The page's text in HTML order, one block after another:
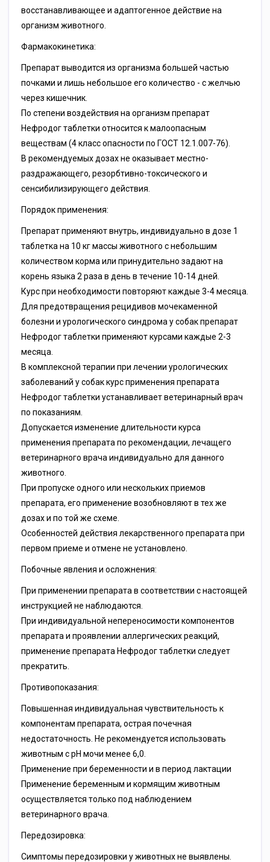
восстанавливающее и адаптогенное действие на
организм животного.
Фармакокинетика:
Препарат выводится из организма большей частью
почками и лишь небольшое его количество - с желчью
через кишечник.
По степени воздействия на организм препарат
Нефродог таблетки относится к малоопасным
веществам (4 класс опасности по ГОСТ 12.1.007-76).
В рекомендуемых дозах не оказывает местно-
раздражающего, резорбтивно-токсического и
сенсибилизирующего действия.
Порядок применения:
Препарат применяют внутрь, индивидуально в дозе 1
таблетка на 10 кг массы животного с небольшим
количеством корма или принудительно задают на
корень языка 2 раза в день в течение 10-14 дней.
Курс при необходимости повторяют каждые 3-4 месяца.
Для предотвращения рецидивов мочекаменной
болезни и урологического синдрома у собак препарат
Нефродог таблетки применяют курсами каждые 2-3
месяца.
В комплексной терапии при лечении урологических
заболеваний у собак курс применения препарата
Нефродог таблетки устанавливает ветеринарный врач
по показаниям.
Допускается изменение длительности курса
применения препарата по рекомендации, лечащего
ветеринарного врача индивидуально для данного
животного.
При пропуске одного или нескольких приемов
препарата, его применение возобновляют в тех же
дозах и по той же схеме.
Особенностей действия лекарственного препарата при
первом приеме и отмене не установлено.
Побочные явления и осложнения:
При применении препарата в соответствии с настоящей
инструкцией не наблюдаются.
При индивидуальной непереносимости компонентов
препарата и проявлении аллергических реакций,
применение препарата Нефродог таблетки следует
прекратить.
Противопоказания:
Повышенная индивидуальная чувствительность к
компонентам препарата, острая почечная
недостаточность. Не рекомендуется использовать
животным с pH мочи менее 6,0.
Применение при беременности и в период лактации
Применение беременным и кормящим животным
осуществляется только под наблюдением
ветеринарного врача.
Передозировка:
Симптомы передозировки у животных не выявлены.